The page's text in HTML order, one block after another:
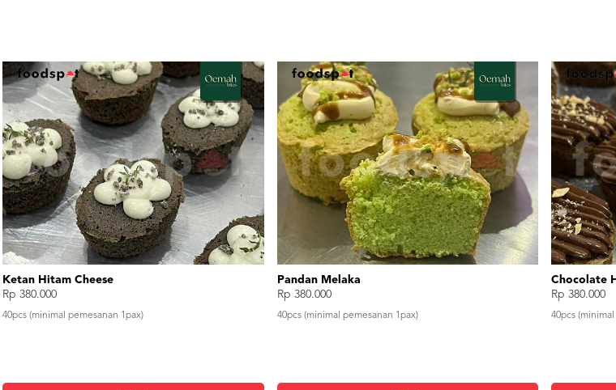
Mocca Nougat
Rp 380.000
40pcs (minimal pemesanan 1pax)
Ube Cheese
Rp 380.000
40pcs (minimal pemesanan 1pax)
Kurma Cake
Rp 400.000
40pcs